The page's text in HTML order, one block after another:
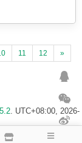
11 12 »
. UTC+08:00, 2026-
$